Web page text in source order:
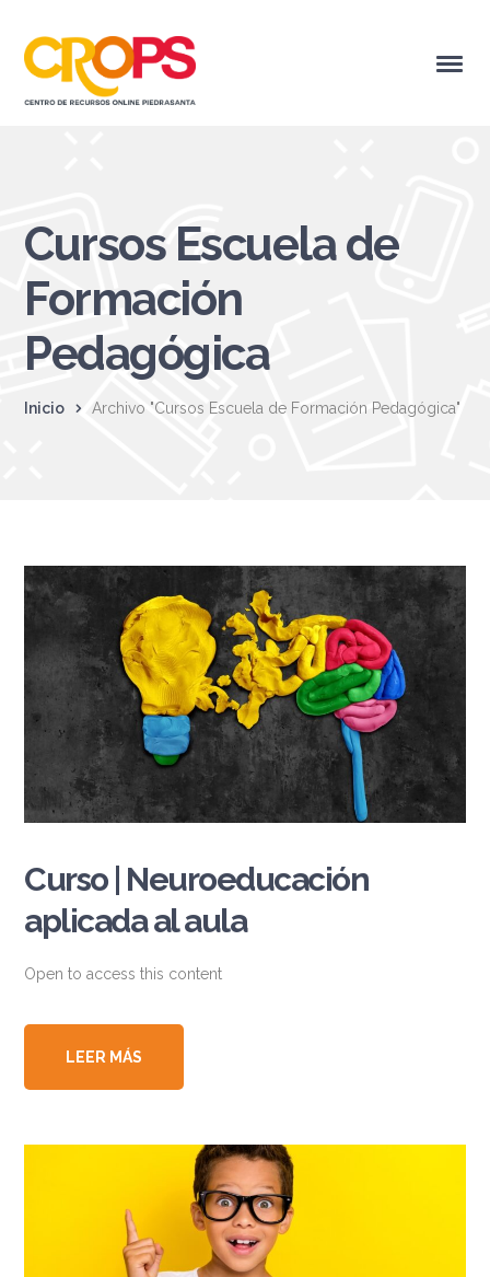
Cursos Escuela de
Formación
Pedagógica
Inicio Archivo "Cursos Escuela de Formación Pedagógica"
Curso | Neuroeducación
aplicada al aula
Open to access this content
LEER MÁS